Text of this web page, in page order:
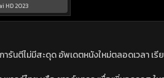
HD 2023
นตีไม่มีสะดุด อัพเดตหนังใหม่ตลอดเวลา เรี